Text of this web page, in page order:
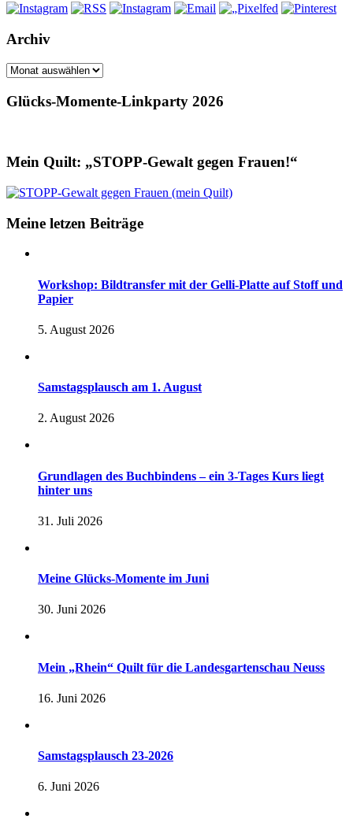
Archiv
Archiv
Glücks-Momente-Linkparty 2026
Mein Quilt: „STOPP-Gewalt gegen Frauen!“
Meine letzen Beiträge
Workshop: Bildtransfer mit der Gelli-Platte auf Stoff und
Papier
5. August 2026
Samstagsplausch am 1. August
2. August 2026
Grundlagen des Buchbindens – ein 3-Tages Kurs liegt
hinter uns
31. Juli 2026
Meine Glücks-Momente im Juni
30. Juni 2026
Mein „Rhein“ Quilt für die Landesgartenschau Neuss
16. Juni 2026
Samstagsplausch 23-2026
6. Juni 2026